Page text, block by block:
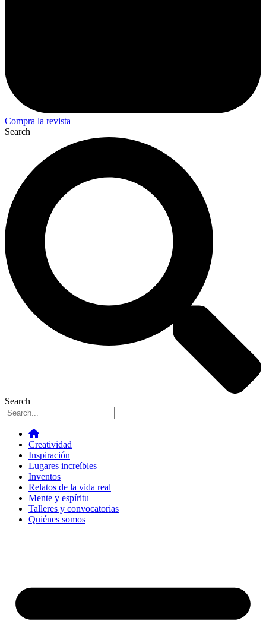
Compra la revista
Search
Search
Creatividad
Inspiración
Lugares increíbles
Inventos
Relatos de la vida real
Mente y espíritu
Talleres y convocatorias
Quiénes somos